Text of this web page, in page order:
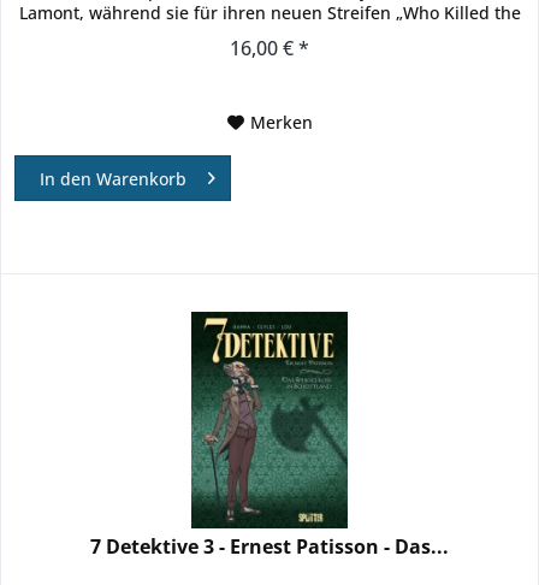
Lamont, während sie für ihren neuen Streifen „Who Killed the
16,00 € *
Merken
In den Warenkorb
7 Detektive 3 - Ernest Patisson - Das...